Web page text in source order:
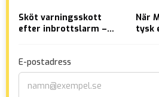
Sköt varningsskott
efter inbrottslarm –
När
tysk
E-postadress